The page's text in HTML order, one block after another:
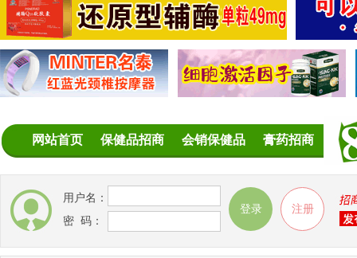
网站首页 保健品招商 会销保健品 膏药招商
用户名：
密 码：